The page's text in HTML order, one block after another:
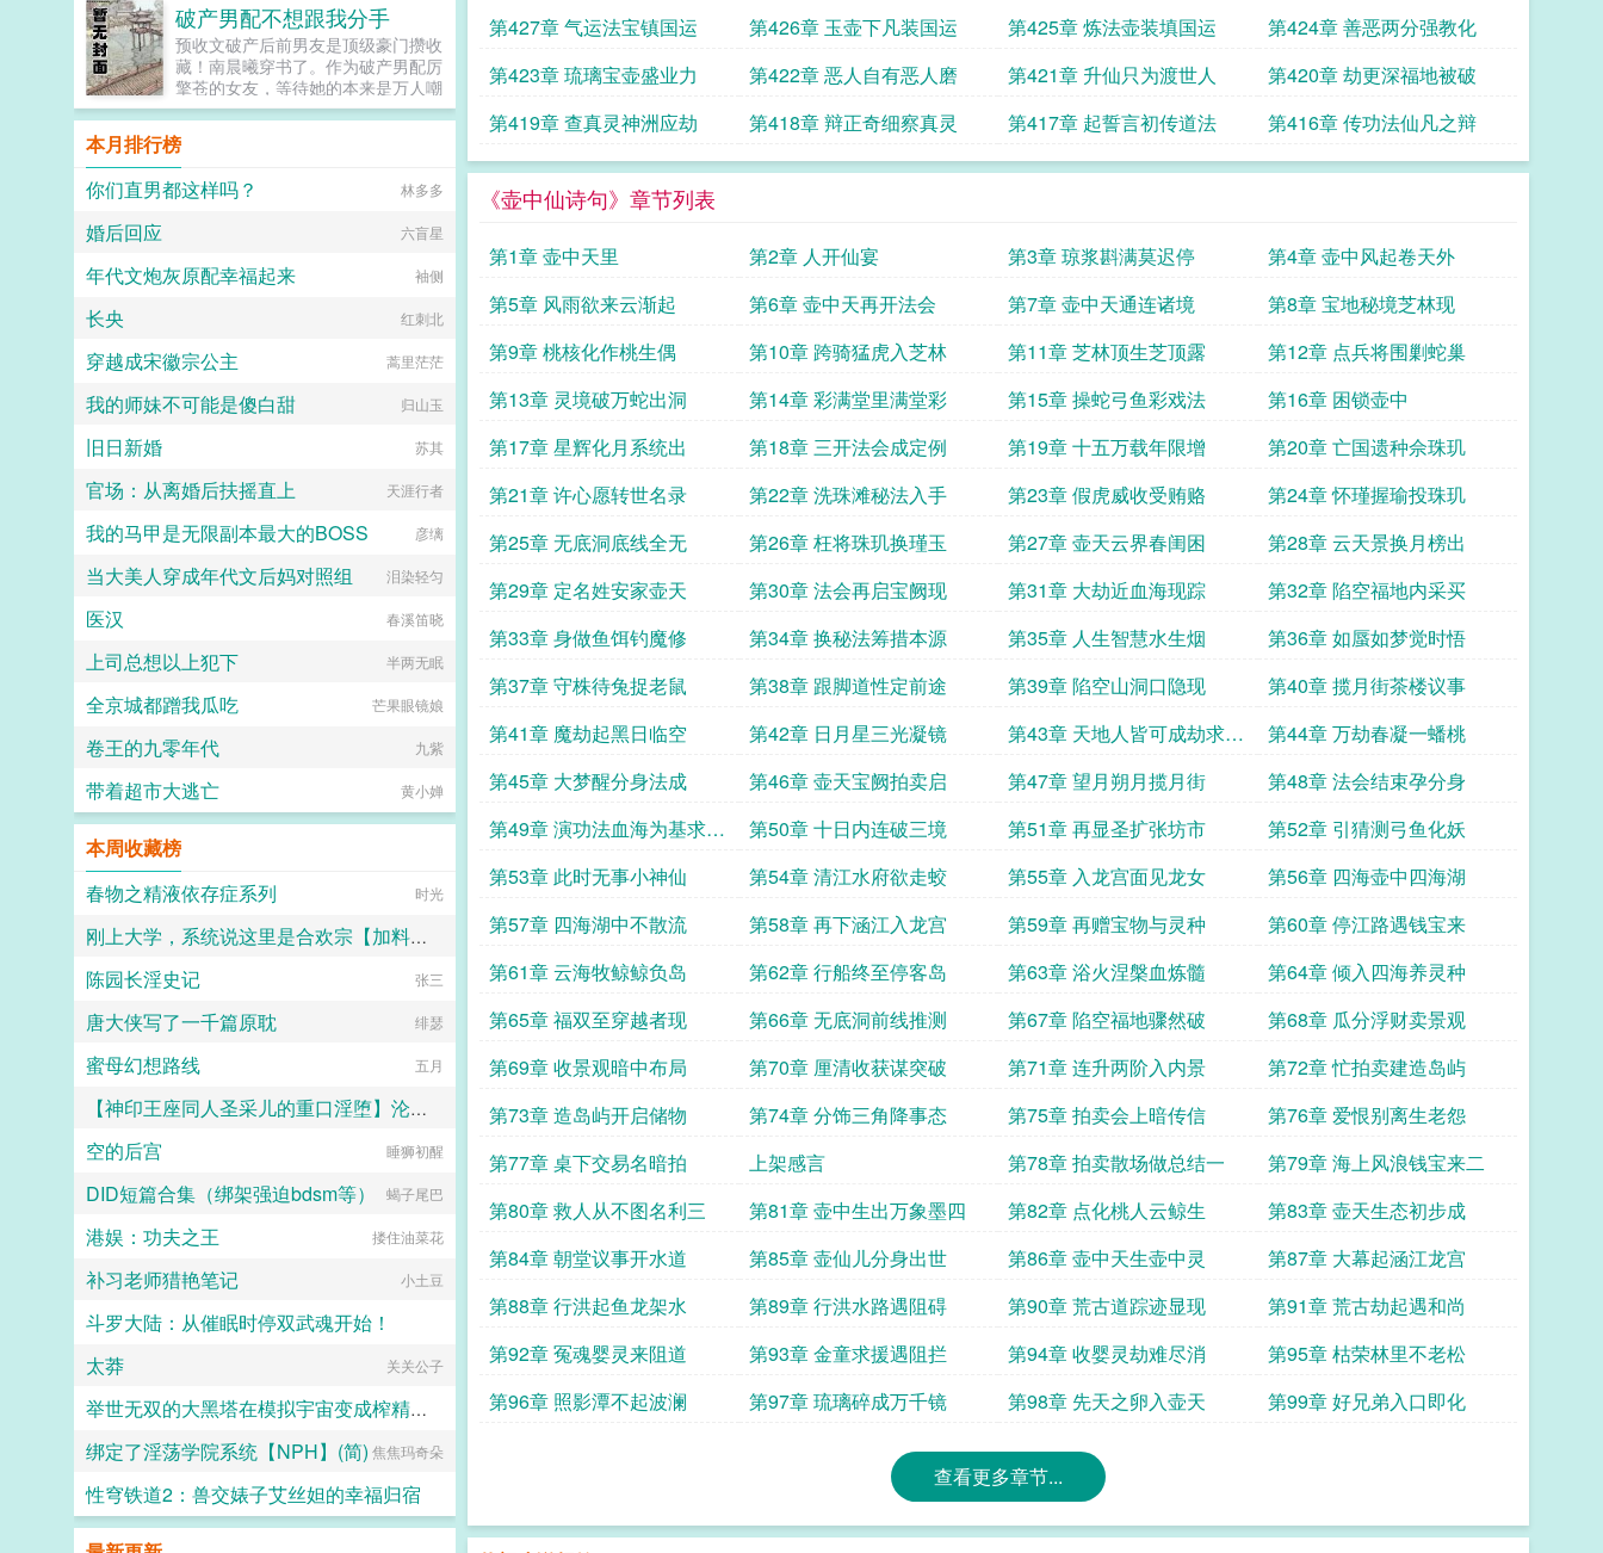
第427章 气运法宝镇国运 第426章 玉壶下凡装国运 第425章 炼法壶装填国运
第424章 善恶两分强教化
第423章 琉璃宝壶盛业力
第422章 恶人自有恶人磨 第421章 升仙只为渡世人
第420章 劫更深福地被破
第419章 查真灵神洲应劫
第418章 辩正奇细察真灵 第417章 起誓言初传道法 第416章 传功法仙凡之辩
《壶中仙诗句》章节列表
第1章 壶中天里 第2章 人开仙宴 第3章 琼浆斟满莫迟停
第4章 壶中风起卷天外
第5章 风雨欲来云渐起
第6章 壶中天再开法会 第7章 壶中天通连诸境
第8章 宝地秘境芝林现
第9章 桃核化作桃生偶
第10章 跨骑猛虎入芝林 第11章 芝林顶生芝顶露
第12章 点兵将围剿蛇巢
第13章 灵境破万蛇出洞
第14章 彩满堂里满堂彩 第15章 操蛇弓鱼彩戏法
第16章 困锁壶中
第17章 星辉化月系统出
第18章 三开法会成定例 第19章 十五万载年限增
第20章 亡国遗种佘珠玑
第21章 许心愿转世名录
第22章 洗珠滩秘法入手 第23章 假虎威收受贿赂
第24章 怀瑾握瑜投珠玑
第25章 无底洞底线全无
第26章 枉将珠玑换瑾玉 第27章 壶天云界春闺困
第28章 云天景换月榜出
第29章 定名姓安家壶天
第30章 法会再启宝阙现 第31章 大劫近血海现踪
第32章 陷空福地内采买
第33章 身做鱼饵钓魔修
第34章 换秘法筹措本源 第35章 人生智慧水生烟
第36章 如蜃如梦觉时悟
第37章 守株待兔捉老鼠
第38章 跟脚道性定前途 第39章 陷空山洞口隐现
第40章 揽月街茶楼议事
第41章 魔劫起黑日临空
第42章 日月星三光凝镜
第43章 天地人皆可成劫求月
票
第44章 万劫春凝一蟠桃
第45章 大梦醒分身法成
第46章 壶天宝阙拍卖启 第47章 望月朔月揽月街
第48章 法会结束孕分身
第49章 演功法血海为基求月
票
第50章 十日内连破三境 第51章 再显圣扩张坊市
第52章 引猜测弓鱼化妖
第53章 此时无事小神仙
第54章 清江水府欲走蛟 第55章 入龙宫面见龙女
第56章 四海壶中四海湖
第57章 四海湖中不散流
第58章 再下涵江入龙宫 第59章 再赠宝物与灵种
第60章 停江路遇钱宝来
第61章 云海牧鲸鲸负岛
第62章 行船终至停客岛 第63章 浴火涅槃血炼髓
第64章 倾入四海养灵种
第65章 福双至穿越者现
第66章 无底洞前线推测 第67章 陷空福地骤然破
第68章 瓜分浮财卖景观
第69章 收景观暗中布局
第70章 厘清收获谋突破 第71章 连升两阶入内景
第72章 忙拍卖建造岛屿
第73章 造岛屿开启储物
第74章 分饰三角降事态 第75章 拍卖会上暗传信
第76章 爱恨别离生老怨
第77章 桌下交易名暗拍
上架感言 第78章 拍卖散场做总结一
第79章 海上风浪钱宝来二
第80章 救人从不图名利三
第81章 壶中生出万象墨四 第82章 点化桃人云鲸生
第83章 壶天生态初步成
第84章 朝堂议事开水道
第85章 壶仙儿分身出世 第86章 壶中天生壶中灵
第87章 大幕起涵江龙宫
第88章 行洪起鱼龙架水
第89章 行洪水路遇阻碍 第90章 荒古道踪迹显现
第91章 荒古劫起遇和尚
第92章 冤魂婴灵来阻道
第93章 金童求援遇阻拦 第94章 收婴灵劫难尽消
第95章 枯荣林里不老松
第96章 照影潭不起波澜
第97章 琉璃碎成万千镜 第98章 先天之卵入壶天 第99章 好兄弟入口即化
查看更多章节...
级玩家屠尽新手村？基友秦皇的新书
穿书女总想抢我气运很好看哒！文案
苏软软摊上个穿书的堂妹。堂妹想成
为有权有势被捧在手心里的将军夫
人，就抢了跟苏软提亲的残疾军人苏
软则被逼嫁给了兜里没几毛钱的创业
青年。结果堂妹没能成为高高在上的
将军夫人，倒是苏软陪着创业青年攒
下了亿万家财，成了风光的豪门贵
妇。一朝重生，苏软软发现堂妹正在
积极勾引创业青年，还想把那个残疾
犯了，这辈子想做豪门贵妇了？苏软
只觉得好笑，上辈子自己一生如开屏
孔雀，用自己的骄傲展现给众人光鲜
一辈子，谁还要结婚啊！一个人独美
不好吗？嫁人只会影响她赚钱的速
度。被推到拄着拐杖的俊美男人面
前，苏软一点都不慌这位可是传说中
阴郁狠辣，不近女色，坚决不结婚的
她现在不过走个过场而已。却听男人
懒洋洋的开口想要什么条件随便提。
苏软！！？？？？这，这怎么回事？
不是冷漠无情吗？怎么变成有求必应
了。多年以后，堂妹刚处理完丈夫的
私生子，又被逼着去找苏软借钱周转
资金。当她低声下气的站在鹿宅门
苏软捧在手心里宠得要星星不给月
亮。内心无比崩溃。这，这到底是怎
么回事？他上辈子明明理都不理她
的！这不公平！预收凤凰男的前妻重
生了陈敏不顾家人反对，偷了户口本
跟穷小子何家齐登记结婚。八十年代
末，他要下海，她从父母那里拿了十
万块钱给他，陪着他创业。功成名就
的何家齐，人到中年遇见了一生挚
爱，一位以知性闻名的女星。面对出
轨男，陈敏爽快离婚。离婚后他与挚
爱双宿双飞，无时不刻秀恩爱。还对
女儿嫁给他，是半强迫的婚姻。对
传到何家齐耳朵里，他咬牙切齿陈老
大气的陈敏重生了，重生在何家齐鼓
个你死我活，我在这里喝酒撸串，是
不是有点不讲武德了？...
破产男配不想跟我分手
预收文破产后前男友是顶级豪门攒收
藏！南晨曦穿书了。作为破产男配厉
擎苍的女友，等待她的本来是万人嘲
讽呵，瞧她交往了个只中看不中用的
穷鬼！跟了这么个倒霉男友，南晨曦
表示什么你爱我我爱他，爱情能当饭
吃吗？！本宝宝还是先一心一意脱贫
致富！好不容易脱贫奔小康，南晨曦
吧！你是个好人！结果厉擎苍的隐藏
摆在她面前分什么分？！我说过要分
╯‵□′╯︵┻━┻文案二厉擎苍破产
都对他爱理不理，只有女友南晨曦不
次坐拥千亿家产，满心要把女友捧在
真相某女友表面笑嘻嘻，背地里暗自
厉擎苍今天破产了吗？！回答没有，
你，我想你想的快要黑天暗地！南晨
回答报告报告！厉擎苍接见了股神巴
已经进入福布斯排行榜前30！南晨
厉擎苍亲自来回答宝贝儿，你想折磨
卧室很大，床也很舒服。接档预收破
她自己破产后，再次见到了那个被她
还是挺有钱。瞧着他阴沉的脸，她想
起那三天，自己对他的各种举动，心
虚的立马转身逃走。可是没想到这个
男人从此以后，就在她面前晃悠，每
次都黑这一个脸，叶木曦觉得你不就
是有几个钱吗，我努力挣钱，一定可
以再次跟你一样有钱。可她哪里知
道，她看见的只是冰山一角，对方可
是顶级豪门的掌权人，她下辈子都追
不上了。只是她自己不知道，这个男
人也不说。你是不是可以理我远点
了。叶木曦，你胆子还是这么大。林
楚煌长这么大，第一次被一个女人差
点气死。而且还不是一次。少吓唬
我，我曾经也是有钱人！文案二落魄
后，狗都不理的叶木曦偶尔见到了那
位跟了她三天的前男友，当初是从会
所见到了他，因为看上了他的脸，所
以直接带回了家。只是三天之后，这
个男人突然逃走了。再次见到了，才
知道他好像还是有钱人，只是她以为
他只是有房有车，有个几百万，可惜
没猜到的是人家可是富可敌国，世界
产业遍布的顶级豪门，与此同时，林
楚煌没有忘记那三天，叶木曦对他所
有的那一切，一个记仇的男人又怎么
会轻易放过叶木曦。更新时间换到２
１点。请亲们获悉。谢谢亲们支持正
版订阅，爱你们，么么哒。...
本月排行榜
你们直男都这样吗？
林多多
婚后回应 六盲星
年代文炮灰原配幸福起来 袖侧
长央 红刺北
穿越成宋徽宗公主 蒿里茫茫
我的师妹不可能是傻白甜 归山玉
旧日新婚 苏其
官场：从离婚后扶摇直上 天涯行者
我的马甲是无限副本最大的BOSS 彦缡
当大美人穿成年代文后妈对照组 泪染轻匀
医汉 春溪笛晓
上司总想以上犯下 半两无眠
全京城都蹭我瓜吃 芒果眼镜娘
卷王的九零年代 九紫
带着超市大逃亡 黄小婵
本周收藏榜
春物之精液依存症系列
时光
刚上大学，系统说这里是合欢宗【加料版】
大鹅
陈园长淫史记 张三
唐大侠写了一千篇原耽 绯瑟
蜜母幻想路线 五月
【神印王座同人圣采儿的重口淫堕】沦为俘虏的轮回圣女被迫认老黑鬼为主，遭受折磨身心
黑星
空的后宫 睡狮初醒
DID短篇合集（绑架强迫bdsm等） 蝎子尾巴
港娱：功夫之王 搂住油菜花
补习老师猎艳笔记 小土豆
斗罗大陆：从催眠时停双武魂开始！
_木子林夕
太莽 关关公子
举世无双的大黑塔在模拟宇宙变成榨精痴女
我将点燃大海
绑定了淫荡学院系统【NPH】(简) 焦焦玛奇朵
性穹铁道2：兽交婊子艾丝妲的幸福归宿